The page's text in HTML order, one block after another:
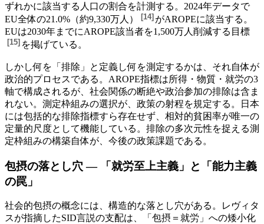
ずれかに該当する人口の割合を計測する。 2024年データで
EU全体の21.0%（約9,330万人）
[14] がAROPEに該当する。
EUは2030年までにAROPE該当者を1,500万人削減する目標
[15] を掲げている。
しかし何を「排除」と定義し何を測定するかは、それ自体が
政治的プロセスである。AROPE指標は所得・物質・就労の3
軸で構成されるが、社会関係の断絶や政治参加の排除は含ま
れない。測定枠組みの選択が、政策の射程を規定する。日本
には包括的な排除指標すら存在せず、相対的貧困率が唯一の
定量的尺度として機能している。排除の多次元性を捉える測
定枠組みの構築自体が、今後の政策課題である。
包摂の落とし穴 — 「就労至上主義」と「能力主義
の罠」
社会的包摂の概念には、構造的な落とし穴がある。レヴィタ
スが指摘したSID言説の支配は、「包摂＝就労」への矮小化